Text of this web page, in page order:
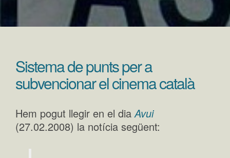
Sistema de punts per a
subvencionar el cinema català
Hem pogut llegir en el diaAvui
(27.02.2008) la notícia següent: